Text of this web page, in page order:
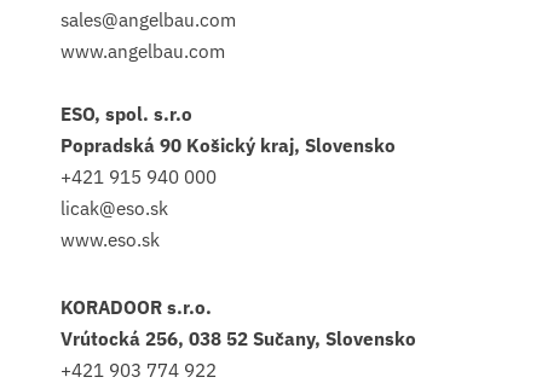
sales@angelbau.com
www.angelbau.com
ESO, spol. s.r.o
Popradská 90 Košický kraj, Slovensko
+421 915 940 000
licak@eso.sk
www.eso.sk
KORADOOR s.r.o.
Vrútocká 256, 038 52 Sučany, Slovensko
+421 903 774 922